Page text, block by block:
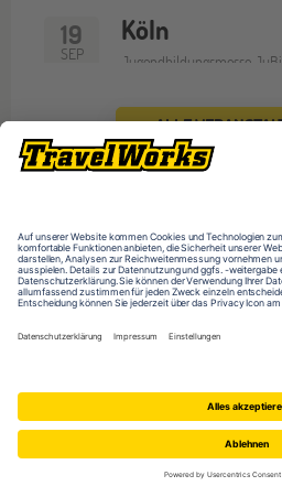
19
SEP
Köln
Jugendbildungsmesse JuBi
19
SEP
Bremen
26
SEP
Düsseldorf
Jugendbildungsmesse JuBi
26 Mannheim
Jugendbildungsmesse JuBi
ALLE
JETZT
Das könnte dich